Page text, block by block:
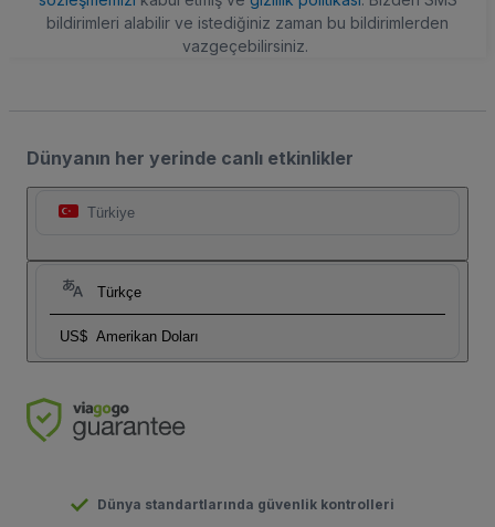
bildirimleri alabilir ve istediğiniz zaman bu bildirimlerden
vazgeçebilirsiniz.
Dünyanın her yerinde canlı etkinlikler
Türkiye
Türkçe
US$ Amerikan Doları
Dünya standartlarında güvenlik kontrolleri